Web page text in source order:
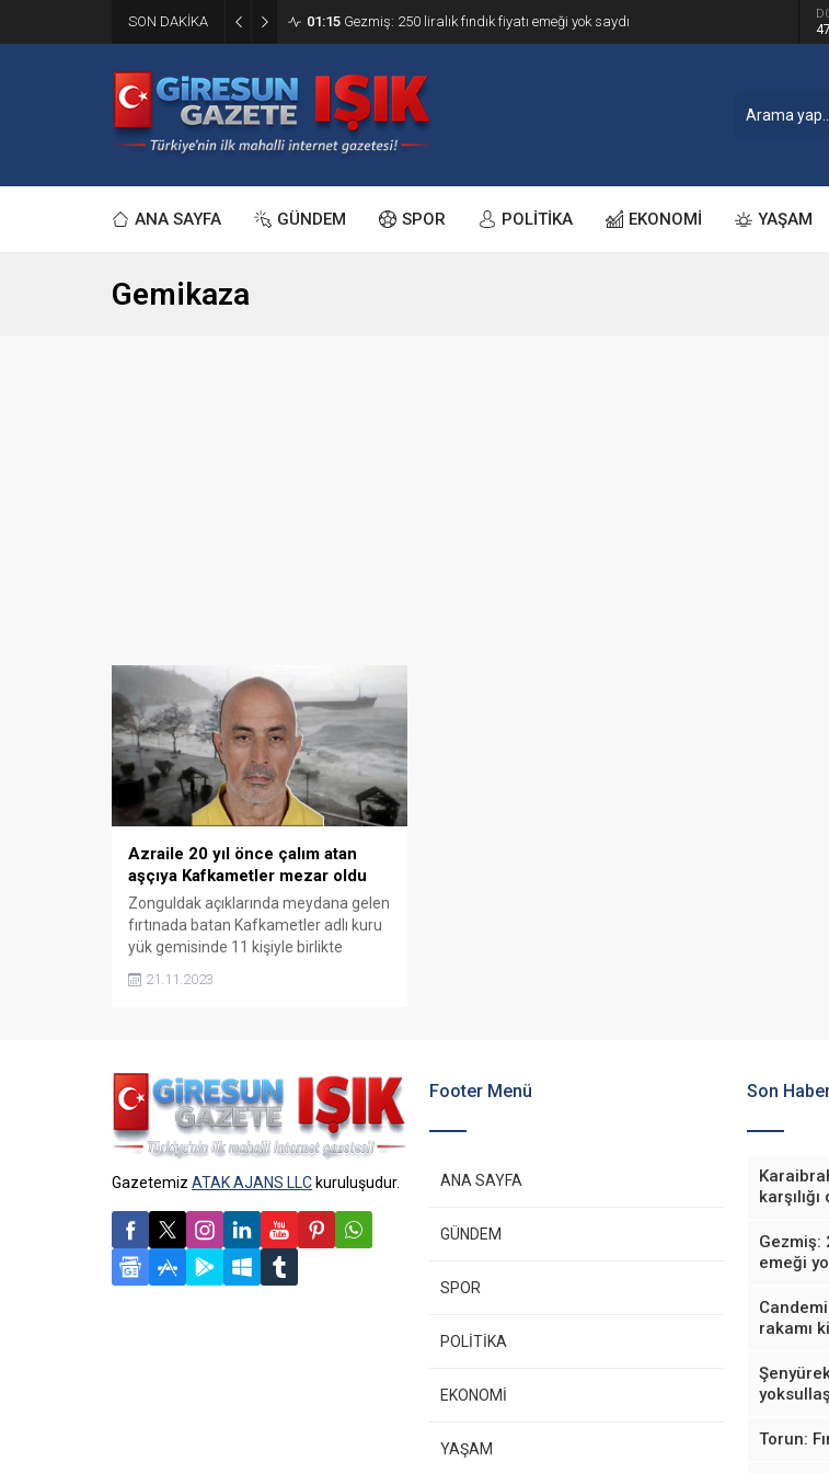
SON DAKİKA 01:15 Gezmiş: 250 liralık fındık fiyatı emeği yok saydı
ANA SAYFA GÜNDEM SPOR POLİTİKA EKONOMİ YAŞAM
Gemikaza
Azraile 20 yıl önce çalım atan
aşçıya Kafkametler mezar oldu
Zonguldak açıklarında meydana gelen
fırtınada batan Kafkametler adlı kuru
yük gemisinde 11 kişiyle birlikte
hayatını kaybeden Metin Usta'nın
vefatı sevenlerini üzüntüye boğdu.
21.11.2023
Gazetemiz ATAK AJANS LLC kuruluşudur.
Footer Menü
ANA SAYFA
GÜNDEM
SPOR
POLİTİKA
EKONOMİ
YAŞAM
Son
Gezmiş:
emeği
rakamı
Torun: